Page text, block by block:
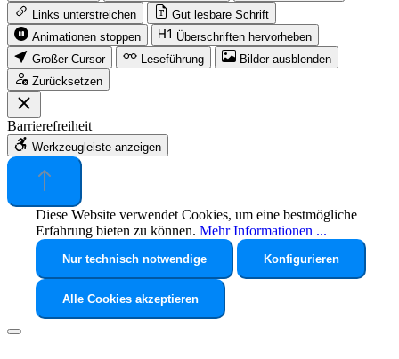
Links unterstreichen
Gut lesbare Schrift
Animationen stoppen
Überschriften hervorheben
Großer Cursor
Leseführung
Bilder ausblenden
Zurücksetzen
Barrierefreiheit
Werkzeugleiste anzeigen
Diese Website verwendet Cookies, um eine bestmögliche
Erfahrung bieten zu können. Mehr Informationen ...
Nur technisch notwendige Konfigurieren
Alle Cookies akzeptieren